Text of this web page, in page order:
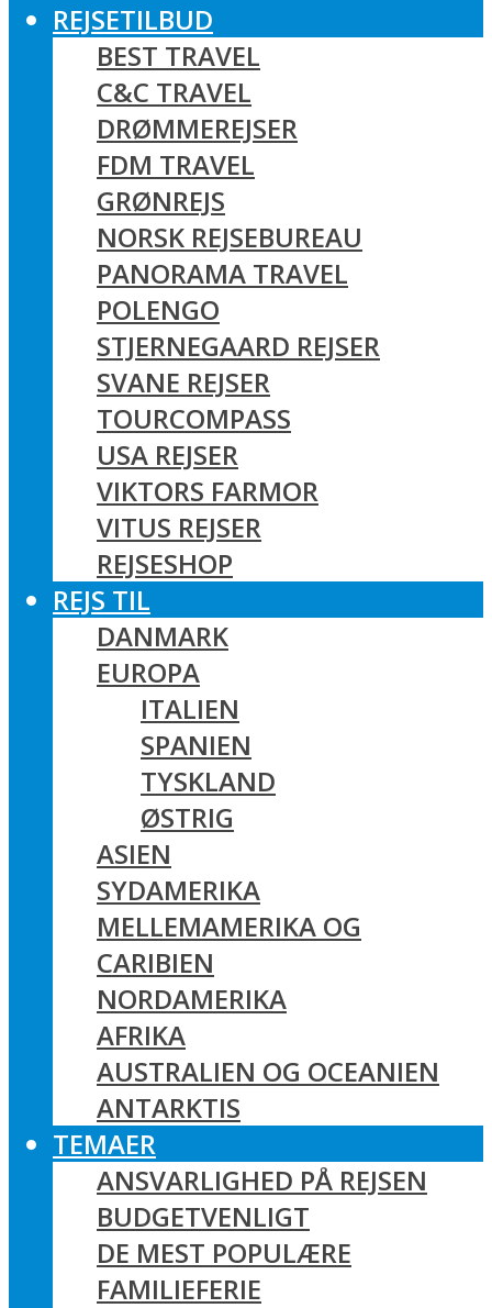
REJSETILBUD
BEST TRAVEL
C&C TRAVEL
DRØMMEREJSER
FDM TRAVEL
GRØNREJS
NORSK REJSEBUREAU
PANORAMA TRAVEL
POLENGO
STJERNEGAARD REJSER
SVANE REJSER
TOURCOMPASS
USA REJSER
VIKTORS FARMOR
VITUS REJSER
REJSESHOP
REJS TIL
DANMARK
EUROPA
ITALIEN
SPANIEN
TYSKLAND
ØSTRIG
ASIEN
SYDAMERIKA
MELLEMAMERIKA OG
CARIBIEN
NORDAMERIKA
AFRIKA
AUSTRALIEN OG OCEANIEN
ANTARKTIS
TEMAER
ANSVARLIGHED PÅ REJSEN
BUDGETVENLIGT
DE MEST POPULÆRE
FAMILIEFERIE